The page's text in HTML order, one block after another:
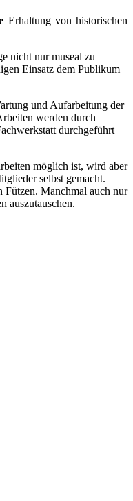
Erhaltung von historischen
nicht nur museal zu
Einsatz dem Publikum
und Aufarbeitung der
werden durch
durchgeführt
möglich ist, wird aber
selbst gemacht.
Manchmal auch nur
auszutauschen.